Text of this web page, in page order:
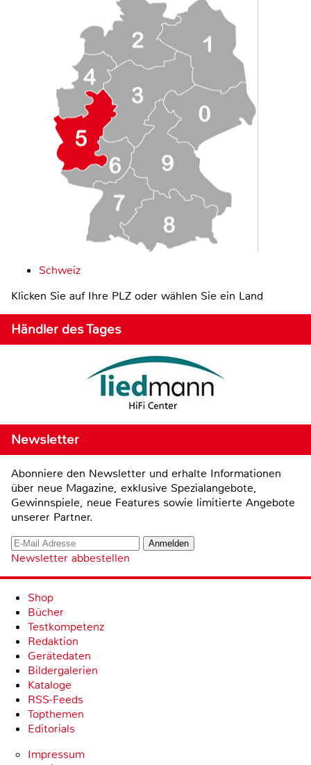
Schweiz
Klicken Sie auf Ihre PLZ oder wählen Sie ein Land
Händler des Tages
Newsletter
Abonniere den Newsletter und erhalte Informationen
über neue Magazine, exklusive Spezialangebote,
Gewinnspiele, neue Features sowie limitierte Angebote
unserer Partner.
Newsletter abbestellen
Shop
Bücher
Testkompetenz
Redaktion
Gerätedaten
Bildergalerien
Kataloge
RSS-Feeds
Topthemen
Editorials
Impressum